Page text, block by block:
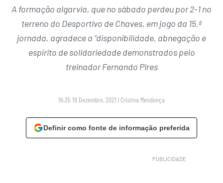
A formação algarvia, que no sábado perdeu por 2-1 no
terreno do Desportivo de Chaves, em jogo da 15.ª
jornada, agradece a “disponibilidade, abnegação e
espírito de solidariedade demonstrados pelo
treinador Fernando Pires
16:35 19 Dezembro, 2021 | Cristina Mendonça
Definir como fonte de informação preferida